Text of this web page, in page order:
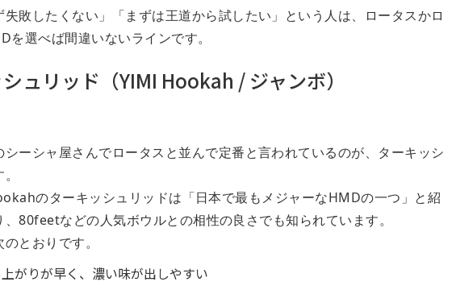
失敗したくない」「まずは王道から試したい」という人は、ロータスかロ
を選べば間違いないラインです。
ュリッド（YIMI Hookah / ジャンボ）
シーシャ屋さんでロータスと並んで定番と言われているのが、ターキッシ
のターキッシュリッドは「日本で最もメジャーなHMDの一つ」と紹
、80feetなどの人気ボウルとの相性の良さでも知られています。
とおりです。
がりが早く、濃い味が出しやすい